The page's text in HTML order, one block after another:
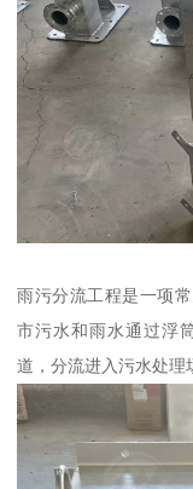
雨污分流工程是一项
市污水和雨水通过浮
道，分流进入污水处理